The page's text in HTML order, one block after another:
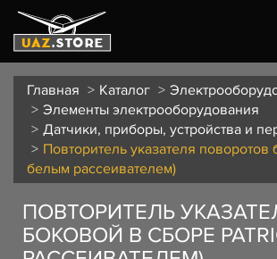
Главная Каталог
Элементы электрооборудования
Датчики, приборы, устройства и
Повторитель указателя поворотов
белым рассеивателем)
ПОВТОРИТЕЛЬ
БОКОВОЙ В СБОРЕ